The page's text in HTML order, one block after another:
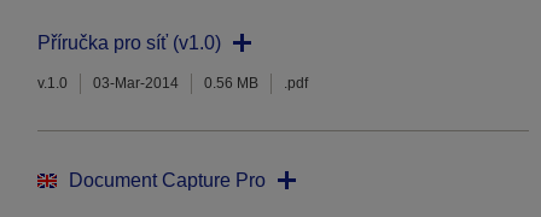
Příručka pro síť (v1.0)
v.1.0 03-Mar-2014 0.56 MB .pdf
Document Capture Pro